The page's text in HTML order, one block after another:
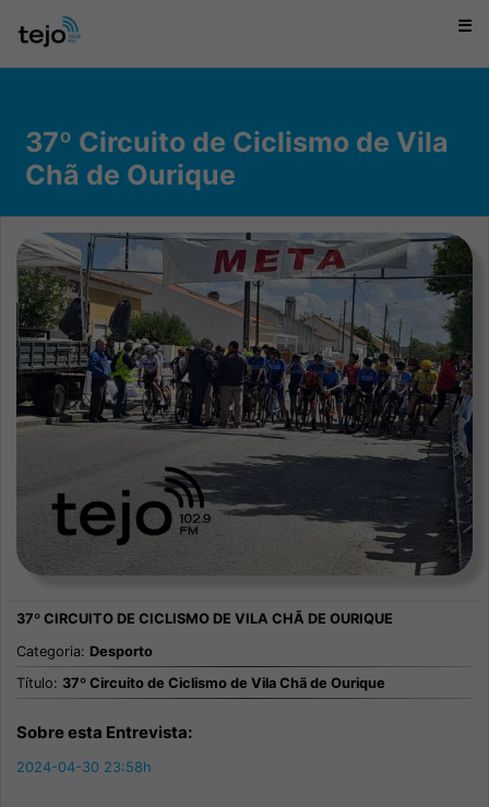
☰
37º Circuito de Ciclismo de Vila
Chã de Ourique
Categoria: Desporto
Título: 37º Circuito de Ciclismo de Vila Chã de Ourique
Sobre esta Entrevista:
2024-04-30 23:58h